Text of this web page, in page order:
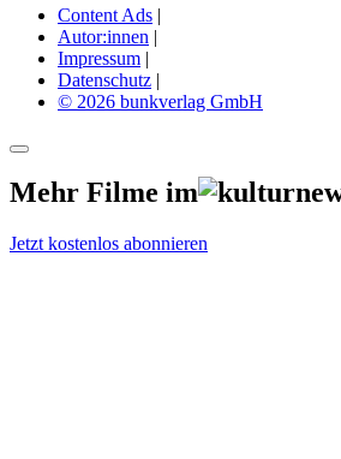
Content Ads |
Autor:innen |
Impressum |
Datenschutz |
© 2026 bunkverlag GmbH
Mehr Filme im
Jetzt kostenlos abonnieren